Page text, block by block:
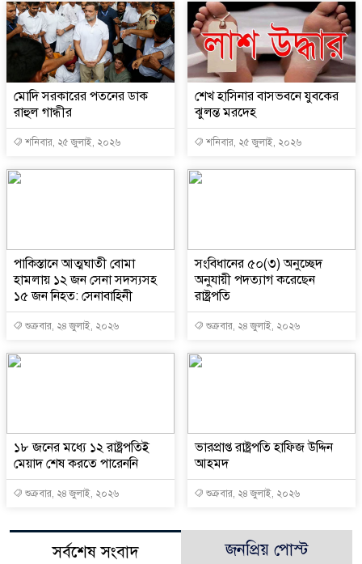
মোদি সরকারের পতনের ডাক
রাহুল গান্ধীর
শনিবার, ২৫ জুলাই, ২০২৬
শেখ হাসিনার বাসভবনে যুবকের
ঝুলন্ত মরদেহ
শনিবার, ২৫ জুলাই, ২০২৬
পাকিস্তানে আত্মঘাতী বোমা
হামলায় ১২ জন সেনা সদস্যসহ
১৫ জন নিহত: সেনাবাহিনী
শুক্রবার, ২৪ জুলাই, ২০২৬
সংবিধানের ৫০(৩) অনুচ্ছেদ
অনুযায়ী পদত্যাগ করেছেন
রাষ্ট্রপতি
শুক্রবার, ২৪ জুলাই, ২০২৬
১৮ জনের মধ্যে ১২ রাষ্ট্রপতিই
মেয়াদ শেষ করতে পারেননি
শুক্রবার, ২৪ জুলাই, ২০২৬
ভারপ্রাপ্ত রাষ্ট্রপতি হাফিজ উদ্দিন
আহমদ
শুক্রবার, ২৪ জুলাই, ২০২৬
সর্বশেষ সংবাদ জনপ্রিয় পোস্ট